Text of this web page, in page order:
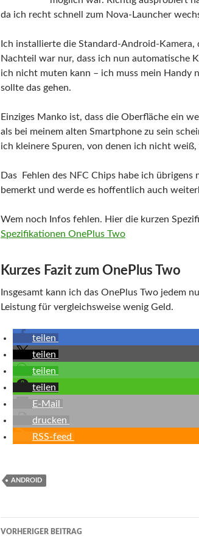
da ich recht schnell zum Nova-Launcher
Ich installierte die Standard-Android-Kamera,
Nachteil war nur, dass ich nun automatische
ich nicht muten kann – ich muss mein Handy
sollte das gehen.
Einziges Manko ist, dass die Oberfläche ein
als bei meinem alten Smartphone zu sein
ich kleinere Spuren, von denen ich nicht
Das Fehlen des NFC Chips habe ich
bemerkt und werde es hoffentlich auch
Wem noch Infos fehlen. Hier die kurzen
Spezifikationen OnePlus Two
Kurzes Fazit zum OnePlus Two
Insgesamt kann ich das OnePlus Two jedem
Leistung für vergleichsweise wenig Geld.
teilen
teilen
teilen
teilen
E-Mail
drucken
RSS-feed
ANDROID
Beitrags-
VORHERIGER BEITRAG